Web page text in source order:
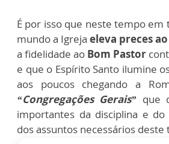
É por isso que neste tempo em
mundo a Igreja eleva preces
a fidelidade ao Bom Pastor
e que o Espírito Santo ilumine
aos poucos chegando a
“Congregações Gerais” que
importantes da disciplina e do
dos assuntos necessários deste